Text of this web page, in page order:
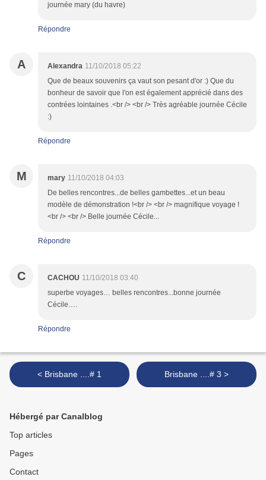
journée mary (du havre)
Répondre
A Alexandra 11/10/2018 05:22
Que de beaux souvenirs ça vaut son pesant d'or :) Que du
bonheur de savoir que l'on est également apprécié dans des
contrées lointaines .<br /> <br /> Très agréable journée Cécile
:)
Répondre
M mary 11/10/2018 04:03
De belles rencontres...de belles gambettes...et un beau
modèle de démonstration !<br /> <br /> magnifique voyage !
<br /> <br /> Belle journée Cécile...
Répondre
C CACHOU 11/10/2018 03:40
superbe voyages… belles rencontres...bonne journée
Cécile….
Répondre
< Brisbane ....# 1 Brisbane ....# 3 >
Hébergé par Canalblog
Top articles
Pages
Contact